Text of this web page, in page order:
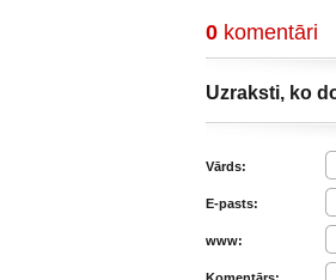
0 komentāri
Uzraksti, ko
Vārds:
E-pasts:
www: